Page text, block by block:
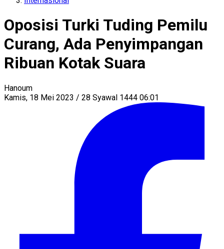
Oposisi Turki Tuding Pemilu
Curang, Ada Penyimpangan
Ribuan Kotak Suara
Hanoum
Kamis, 18 Mei 2023 / 28 Syawal 1444 06:01